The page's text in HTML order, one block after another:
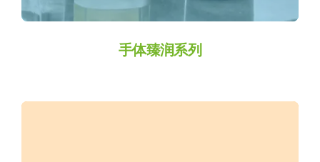
手体臻润系列